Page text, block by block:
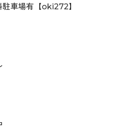
車場有【oki272】